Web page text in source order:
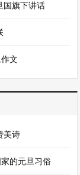
国旗下讲话
文
美诗
的元旦习俗